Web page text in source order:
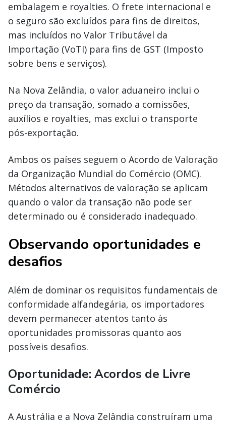
embalagem e royalties. O frete internacional e
o seguro são excluídos para fins de direitos,
mas incluídos no Valor Tributável da
Importação (VoTI) para fins de GST (Imposto
sobre bens e serviços).
Na Nova Zelândia, o valor aduaneiro inclui o
preço da transação, somado a comissões,
auxílios e royalties, mas exclui o transporte
pós-exportação.
Ambos os países seguem o Acordo de Valoração
da Organização Mundial do Comércio (OMC).
Métodos alternativos de valoração se aplicam
quando o valor da transação não pode ser
determinado ou é considerado inadequado.
Observando oportunidades e
desafios
Além de dominar os requisitos fundamentais de
conformidade alfandegária, os importadores
devem permanecer atentos tanto às
oportunidades promissoras quanto aos
possíveis desafios.
Oportunidade: Acordos de Livre
Comércio
A Austrália e a Nova Zelândia construíram uma